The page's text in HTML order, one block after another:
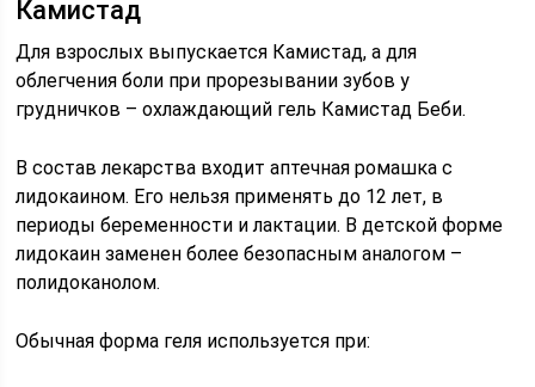
Камистад
Для взрослых выпускается Камистад, а для
облегчения боли при прорезывании зубов у
грудничков – охлаждающий гель Камистад Беби.
В состав лекарства входит аптечная ромашка с
лидокаином. Его нельзя применять до 12 лет, в
периоды беременности и лактации. В детской форме
лидокаин заменен более безопасным аналогом –
полидоканолом.
Обычная форма геля используется при: